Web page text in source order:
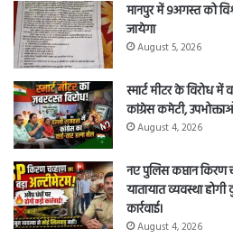
मानपुर में 9अगस्त को
जायेगा
August 5, 2026
स्मार्ट मीटर के विरोध में
कांग्रेस कमेटी,
August 4, 2026
नए पुलिस कप्तान किरण
यातायात व्यवस्था
कार्रवाई।
August 4, 2026